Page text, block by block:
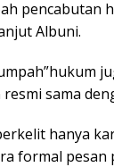
pencabutan
Albuni.
sama
hanya
formal pesan